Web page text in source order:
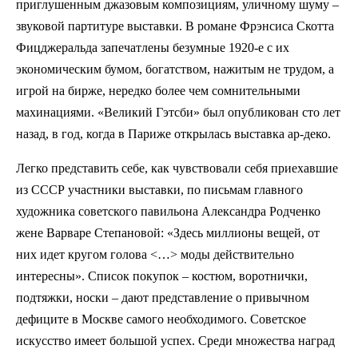
приглушенным джазовым композициям, уличному шуму –
звуковой партитуре выставки. В романе Фрэнсиса Скотта
Фицджеральда запечатлены безумные 1920-е с их
экономическим бумом, богатством, нажитым не трудом, а
игрой на бирже, нередко более чем сомнительными
махинациями. «Великий Гэтсби» был опубликован сто лет
назад, в год, когда в Париже открылась выставка ар-деко.
Легко представить себе, как чувствовали себя приехавшие
из СССР участники выставки, по письмам главного
художника советского павильона Александра Родченко
жене Варваре Степановой: «Здесь миллионы вещей, от
них идет кругом голова <…> моды действительно
интересны». Список покупок – костюм, воротнички,
подтяжки, носки – дают представление о привычном
дефиците в Москве самого необходимого. Советское
искусство имеет большой успех. Среди множества наград